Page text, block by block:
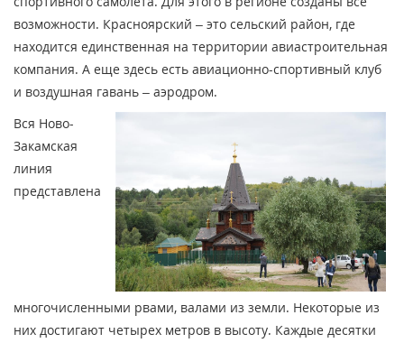
возможности. Красноярский – это сельский район, где
находится единственная на территории авиастроительная
компания. А еще здесь есть авиационно-спортивный клуб
и воздушная гавань – аэродром.
Вся Ново-
Закамская
линия
представлена
многочисленными рвами, валами из земли. Некоторые из
них достигают четырех метров в высоту. Каждые десятки